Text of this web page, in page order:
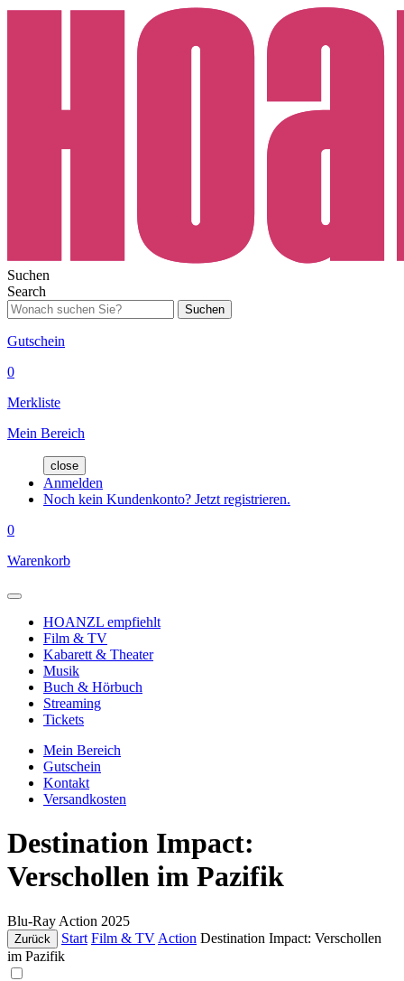
Suchen
Search
Suchen
Gutschein
0
Merkliste
Mein Bereich
close
Anmelden
Noch kein Kundenkonto? Jetzt registrieren.
0
Warenkorb
HOANZL empfiehlt
Film & TV
Kabarett & Theater
Musik
Buch & Hörbuch
Streaming
Tickets
Mein Bereich
Gutschein
Kontakt
Versandkosten
Destination Impact:
Verschollen im Pazifik
Blu-Ray Action 2025
Zurück Start Film & TV Action Destination Impact: Verschollen
im Pazifik